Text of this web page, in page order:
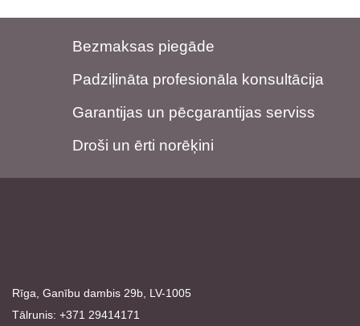
Bezmaksas piegāde
Padziļināta profesionāla konsultācija
Garantijas un pēcgarantijas serviss
Droši un ērti norēķini
Rīga, Ganību dambis 29b, LV-1005
Tālrunis: +371 29414171